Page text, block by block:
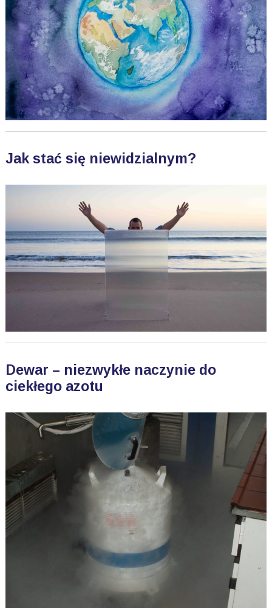
Jak stać się niewidzialnym?
Dewar – niezwykłe naczynie do
ciekłego azotu